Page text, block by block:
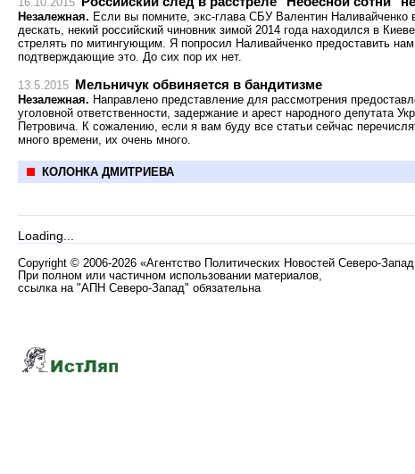
Незалежная. Если вы помните, экс-глава СБУ Валентин Наливайченко
дескать, некий российский чиновник зимой 2014 года находился в
стрелять по митингующим. Я попросил Наливайченко предоставить
подтверждающие это. До сих пор их нет.
13.5.2015 Мельничук обвиняется в бандитизме
Незалежная. Направлено представление для рассмотрения
уголовной ответственности, задержание и арест народного депутата
Петровича. К сожалению, если я вам буду все статьи сейчас
много времени, их очень много.
КОЛОНКА ДМИТРИЕВА
Loading...
Copyright © 2006-2026 «Агентство Политических Новостей Северо-
При полном или частичном использовании материалов,
ссылка на "АПН Северо-Запад" обязательна